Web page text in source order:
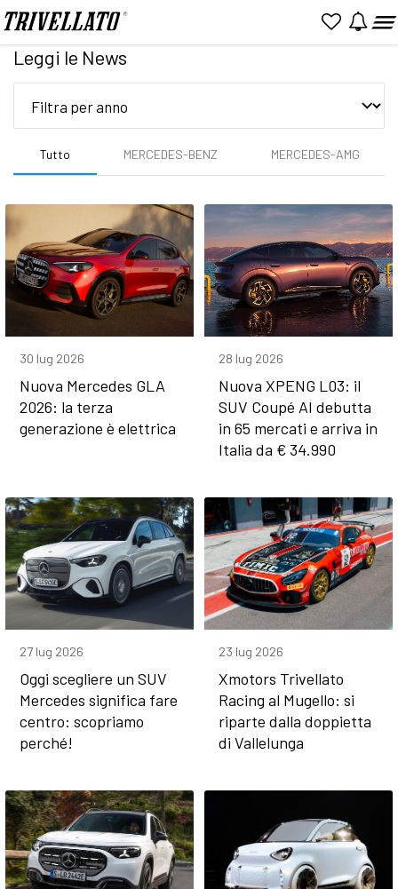
Home News
Leggi le News
Tutto MERCEDES-BENZ MERCEDES-AMG
30 lug 2026
Nuova Mercedes GLA
2026: la terza
generazione è elettrica
28 lug 2026
Nuova XPENG L03: il
SUV Coupé AI debutta
in 65 mercati e arriva in
Italia da € 34.990
27 lug 2026
Oggi scegliere un SUV
Mercedes significa fare
centro: scopriamo
perché!
23 lug 2026
Xmotors Trivellato
Racing al Mugello: si
riparte dalla doppietta
di Vallelunga